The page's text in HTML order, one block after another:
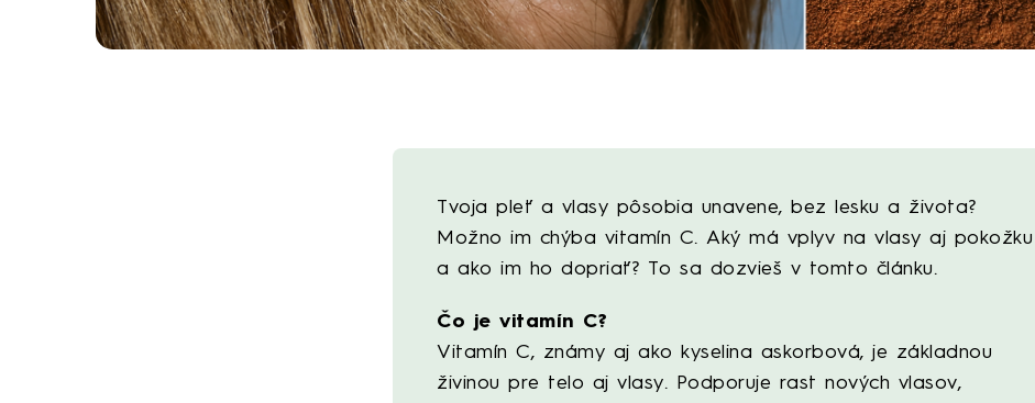
Tvoja pleť a vlasy pôsobia unavene, bez lesku a života?
Možno im chýba vitamín C. Aký má vplyv na vlasy aj pokožku
a ako im ho dopriať? To sa dozvieš v tomto článku.
Čo je vitamín C?
Vitamín C, známy aj ako kyselina askorbová, je základnou
živinou pre telo aj vlasy. Podporuje rast nových vlasov,